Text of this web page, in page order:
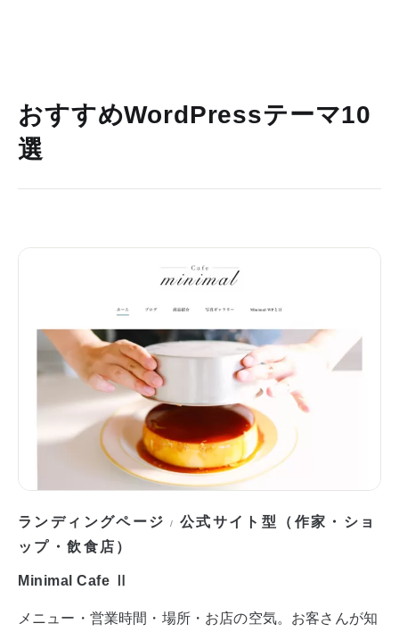
おすすめWordPressテーマ10
選
ランディングページ / 公式サイト型（作家・ショ
ップ・飲食店）
Minimal Cafe Ⅱ
メニュー・営業時間・場所・お店の空気。お客さんが知